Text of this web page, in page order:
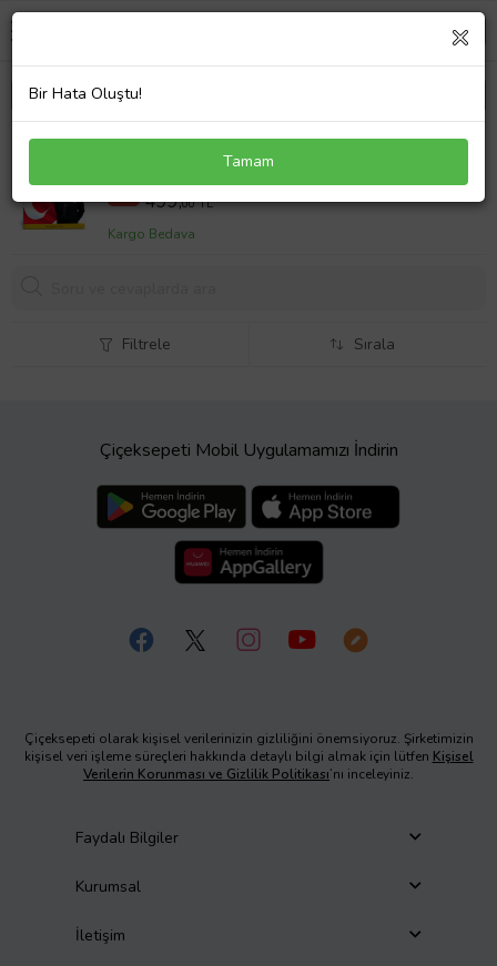
AÖF İnkılap Tarihi 1-2 Ders NOTLARI
%17 599 TL
499,00 TL
Kargo Bedava
Filtrele Sırala
Çiçeksepeti Mobil Uygulamamızı İndirin
Çiçeksepeti olarak kişisel verilerinizin gizliliğini önemsiyoruz. Şirketimizin
kişisel veri işleme süreçleri hakkında detaylı bilgi almak için lütfen Kişisel
Verilerin Korunması ve Gizlilik Politikası’nı inceleyiniz.
Faydalı Bilgiler
Kurumsal
İletişim
Bir Hata Oluştu!
Tamam